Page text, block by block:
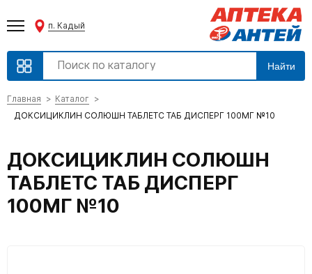
п. Кадый
Найти
Главная
Каталог
ДОКСИЦИКЛИН СОЛЮШН ТАБЛЕТС ТАБ ДИСПЕРГ 100МГ №10
ДОКСИЦИКЛИН СОЛЮШН
ТАБЛЕТС ТАБ ДИСПЕРГ
100МГ №10